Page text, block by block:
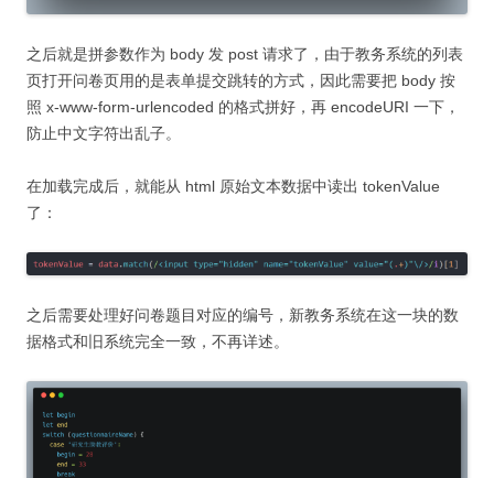
之后就是拼参数作为 body 发 post 请求了，由于教务系统的列表
页打开问卷页用的是表单提交跳转的方式，因此需要把 body 按
照 x-www-form-urlencoded 的格式拼好，再 encodeURI 一下，
防止中文字符出乱子。
在加载完成后，就能从 html 原始文本数据中读出 tokenValue
了：
之后需要处理好问卷题目对应的编号，新教务系统在这一块的数
据格式和旧系统完全一致，不再详述。